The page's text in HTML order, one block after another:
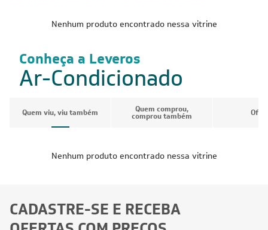
Nenhum produto encontrado nessa vitrine
Conheça a Leveros
Ar-Condicionado
Quem viu, viu também Quem comprou,
comprou também
Nenhum produto encontrado nessa vitrine
CADASTRE-SE E RECEBA